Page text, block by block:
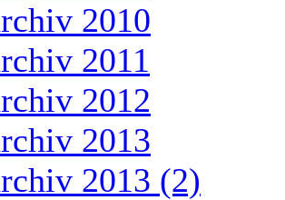
2010
2011
2012
2013
2013 (2)